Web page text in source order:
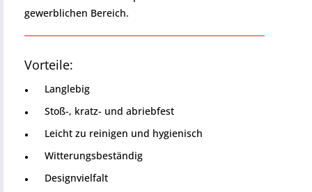
gewerblichen Bereich.
Vorteile:
Langlebig
Stoß-, kratz- und abriebfest
Leicht zu reinigen und hygienisch
Witterungsbeständig
Designvielfalt